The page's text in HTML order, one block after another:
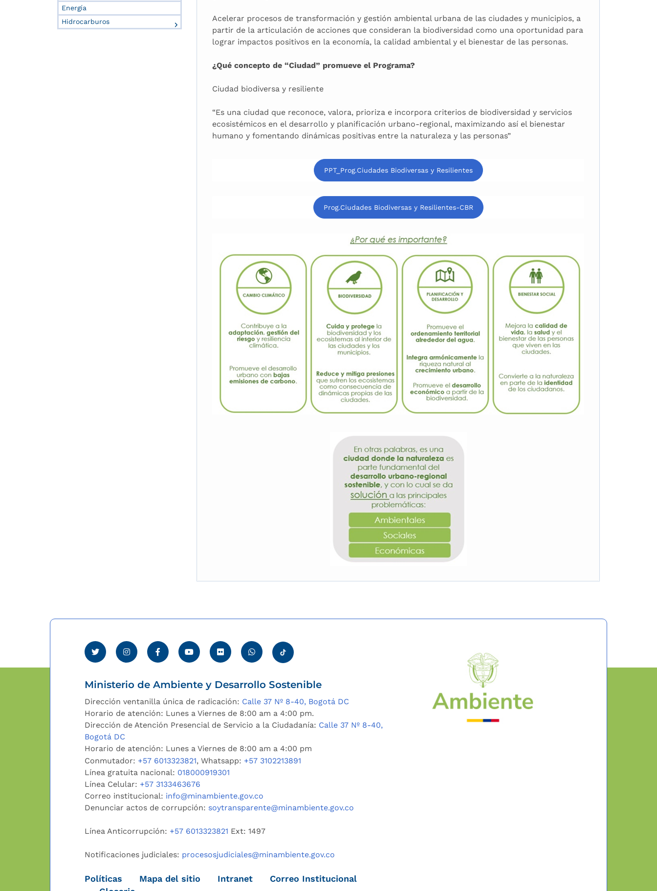
Energía
Hidrocarburos
Acelerar procesos de transformación y gestión ambiental urbana de las ciudades y municipios, a
partir de la articulación de acciones que consideran la biodiversidad como una oportunidad para
lograr impactos positivos en la economía, la calidad ambiental y el bienestar de las personas.
¿Qué concepto de “Ciudad” promueve el Programa?
Ciudad biodiversa y resiliente
“Es una ciudad que reconoce, valora, prioriza e incorpora criterios de biodiversidad y servicios
ecosistémicos en el desarrollo y planificación urbano-regional, maximizando así el bienestar
humano y fomentando dinámicas positivas entre la naturaleza y las personas”
PPT_Prog.Ciudades Biodiversas y Resilientes
Prog.Ciudades Biodiversas y Resilientes-CBR
Ministerio de Ambiente y Desarrollo Sostenible
Dirección ventanilla única de radicación: Calle 37 Nº 8-40, Bogotá DC
Horario de atención: Lunes a Viernes de 8:00 am a 4:00 pm.
Dirección de Atención Presencial de Servicio a la Ciudadanía: Calle 37 Nº 8-40,
Bogotá DC
Horario de atención: Lunes a Viernes de 8:00 am a 4:00 pm
Conmutador: +57 6013323821, Whatsapp: +57 3102213891
Línea gratuita nacional: 018000919301
Línea Celular: +57 3133463676
Correo institucional: info@minambiente.gov.co
Denunciar actos de corrupción: soytransparente@minambiente.gov.co
Línea Anticorrupción: +57 6013323821 Ext: 1497
Notificaciones judiciales: procesosjudiciales@minambiente.gov.co
Políticas Mapa del sitio Intranet
Correo Institucional